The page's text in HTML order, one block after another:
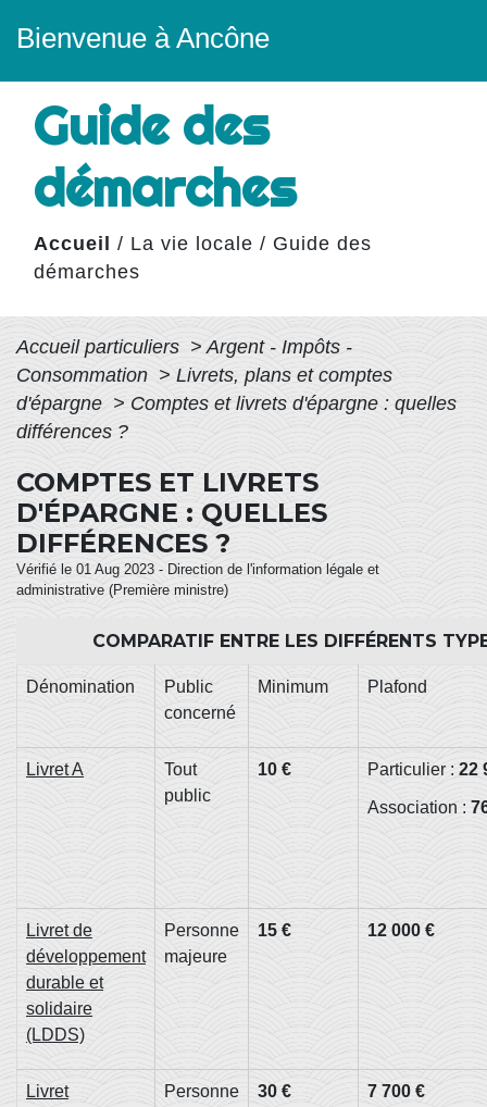
Bienvenue à Ancône
Guide des
démarches
Accueil / La vie locale / Guide des
démarches
Accueil particuliers > Argent - Impôts -
Consommation > Livrets, plans et comptes
d'épargne > Comptes et livrets d'épargne : quelles
différences ?
COMPTES ET LIVRETS
D'ÉPARGNE : QUELLES
DIFFÉRENCES ?
Vérifié le 01 Aug 2023 - Direction de l'information légale et
administrative (Première ministre)
COMPARATIF ENTRE LES DIFFÉRENTS
Dénomination
Public
concerné
Minimum Plafond
Livret A
Tout
public
10 € Particulier : 22
Association :
Livret de
développement
durable et
solidaire
(LDDS)
Personne
majeure
15 € 12 000 €
Livret
Personne
30 € 7 700 €